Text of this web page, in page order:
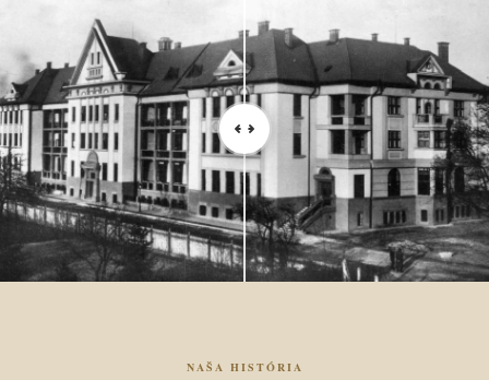
NAŠA HISTÓRIA